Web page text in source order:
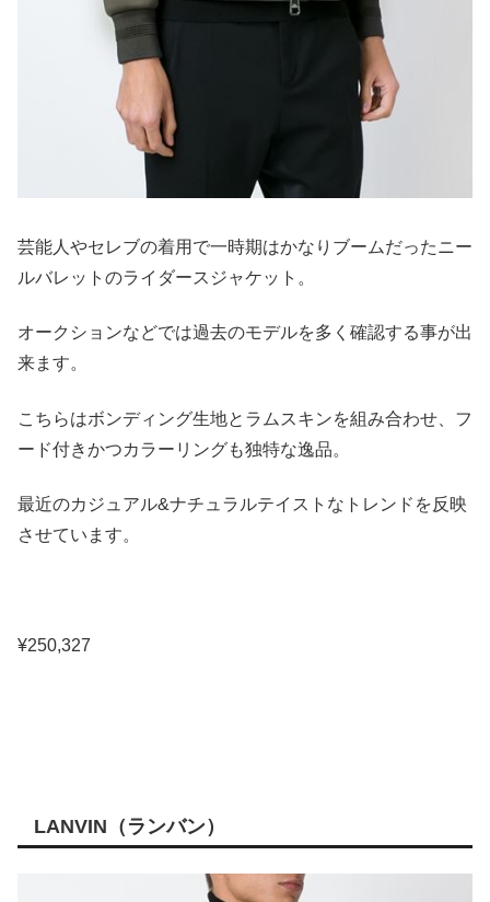
芸能人やセレブの着用で一時期はかなりブームだったニー
ルバレットのライダースジャケット。
オークションなどでは過去のモデルを多く確認する事が出
来ます。
こちらはボンディング生地とラムスキンを組み合わせ、フ
ード付きかつカラーリングも独特な逸品。
最近のカジュアル&ナチュラルテイストなトレンドを反映
させています。
¥250,327
LANVIN（ランバン）